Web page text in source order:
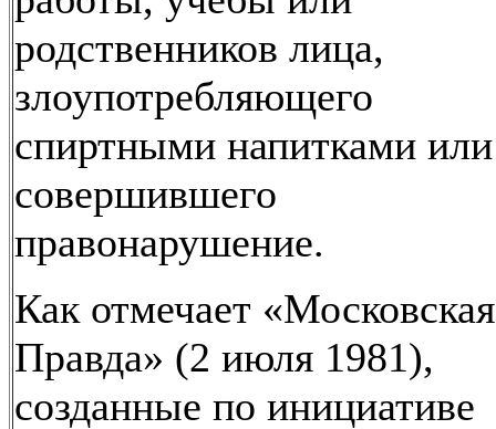
родственников лица,
злоупотребляющего
спиртными напитками или
совершившего
правонарушение.
Как отмечает «Московская
Правда» (2 июля 1981),
созданные по инициативе